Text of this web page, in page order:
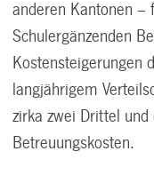
anderen Kantonen –
Schulergänzenden
Kostensteigerungen
langjährigem
zirka zwei Drittel
Betreuungskosten.